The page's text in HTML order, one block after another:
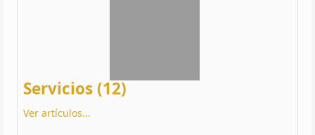
Servicios (12)
Ver artículos...